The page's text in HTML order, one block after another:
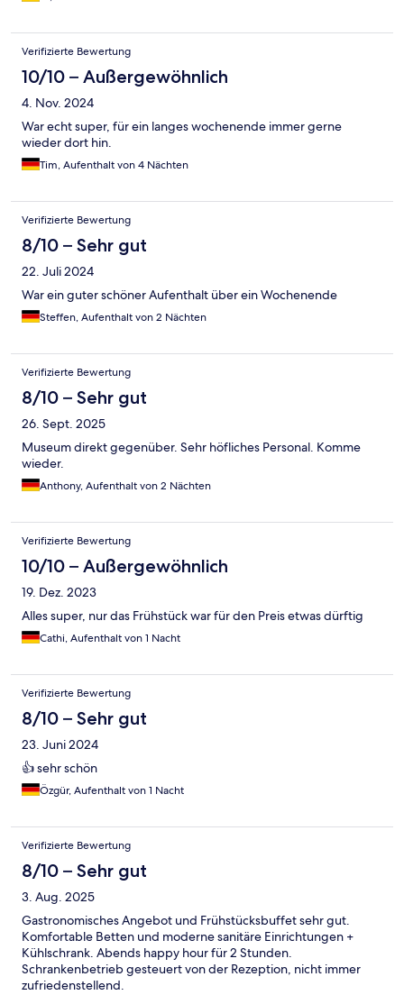
Verifizierte Bewertung
10/10 – Außergewöhnlich
4. Nov. 2024
War echt super, für ein langes wochenende immer gerne
wieder dort hin.
Tim, Aufenthalt von 4 Nächten
Verifizierte Bewertung
8/10 – Sehr gut
22. Juli 2024
War ein guter schöner Aufenthalt über ein Wochenende
Steffen, Aufenthalt von 2 Nächten
Verifizierte Bewertung
8/10 – Sehr gut
26. Sept. 2025
Museum direkt gegenüber. Sehr höfliches Personal. Komme
wieder.
Anthony, Aufenthalt von 2 Nächten
Verifizierte Bewertung
10/10 – Außergewöhnlich
19. Dez. 2023
Alles super, nur das Frühstück war für den Preis etwas dürftig
Cathi, Aufenthalt von 1 Nacht
Verifizierte Bewertung
8/10 – Sehr gut
23. Juni 2024
👍 sehr schön
Özgür, Aufenthalt von 1 Nacht
Verifizierte Bewertung
8/10 – Sehr gut
3. Aug. 2025
Gastronomisches Angebot und Frühstücksbuffet sehr gut.
Komfortable Betten und moderne sanitäre Einrichtungen +
Kühlschrank. Abends happy hour für 2 Stunden.
Schrankenbetrieb gesteuert von der Rezeption, nicht immer
zufriedenstellend.